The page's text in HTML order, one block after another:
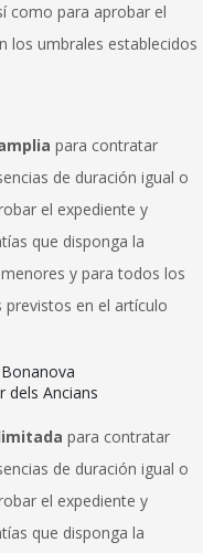
como para aprobar el
los umbrales establecidos
para contratar
de duración igual o
el expediente y
que disponga la
y para todos los
en el artículo
dels Ancians
para contratar
de duración igual o
el expediente y
que disponga la